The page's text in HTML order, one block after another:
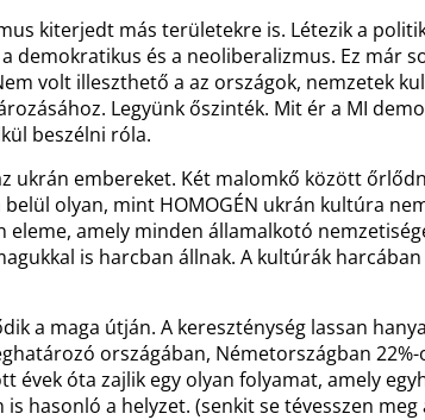
kiterjedt más területekre is. Létezik a
a demokratikus és a neoliberalizmus. Ez már
volt illeszthető a az országok, nemzetek
Legyünk őszinték. Mit ér a MI
beszélni róla.
ukrán embereket. Két malomkő között
olyan, mint HOMOGÉN ukrán kultúra
eleme, amely minden államalkotó
is harcban állnak. A kultúrák
a maga útján. A kereszténység lassan
országában, Németországban
évek óta zajlik egy olyan folyamat, amely
is hasonló a helyzet. (senkit se tévesszen